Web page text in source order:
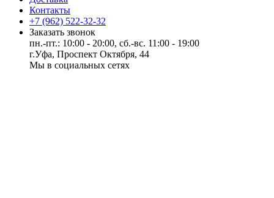
Контакты
+7 (962) 522-32-32
Заказать звонок
пн.-пт.: 10:00 - 20:00, сб.-вс. 11:00 - 19:00
г.Уфа, Проспект Октября, 44
Мы в социальных сетях